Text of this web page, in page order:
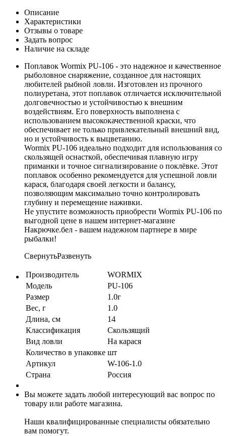
Описание
Характеристики
Отзывы о товаре
Задать вопрос
Наличие на складе
Поплавок Wormix PU-106 - это надежное и качественное
рыболовное снаряжение, созданное для настоящих
любителей рыбной ловли. Изготовлен из прочного
полиуретана, этот поплавок отличается исключительной
долговечностью и устойчивостью к внешним
воздействиям. Его поверхность выполнена с
использованием высококачественной краски, что
обеспечивает не только привлекательный внешний вид,
но и устойчивость к выцветанию.
Wormix PU-106 идеально подходит для использования со
скользящей оснасткой, обеспечивая плавную игру
приманки и точное сигнализирование о поклёвке. Этот
поплавок особенно рекомендуется для успешной ловли
карася, благодаря своей легкости и балансу,
позволяющим максимально точно контролировать
глубину и перемещение наживки.
Не упустите возможность приобрести Wormix PU-106 по
выгодной цене в нашем интернет-магазине
Накрючке.бел - вашем надежном партнере в мире
рыбалки!
СвернутьРазвенуть
Производитель
WORMIX
Модель
PU-106
Размер
1.0г
Вес, г
1.0
Длина, см
14
Классификация
Скользящий
Вид ловли
На карася
Количество в упаковке шт
Артикул
W-106-1.0
Страна
Россия
Вы можете задать любой интересующий вас вопрос по
товару или работе магазина.
Наши квалифицированные специалисты обязательно
вам помогут.